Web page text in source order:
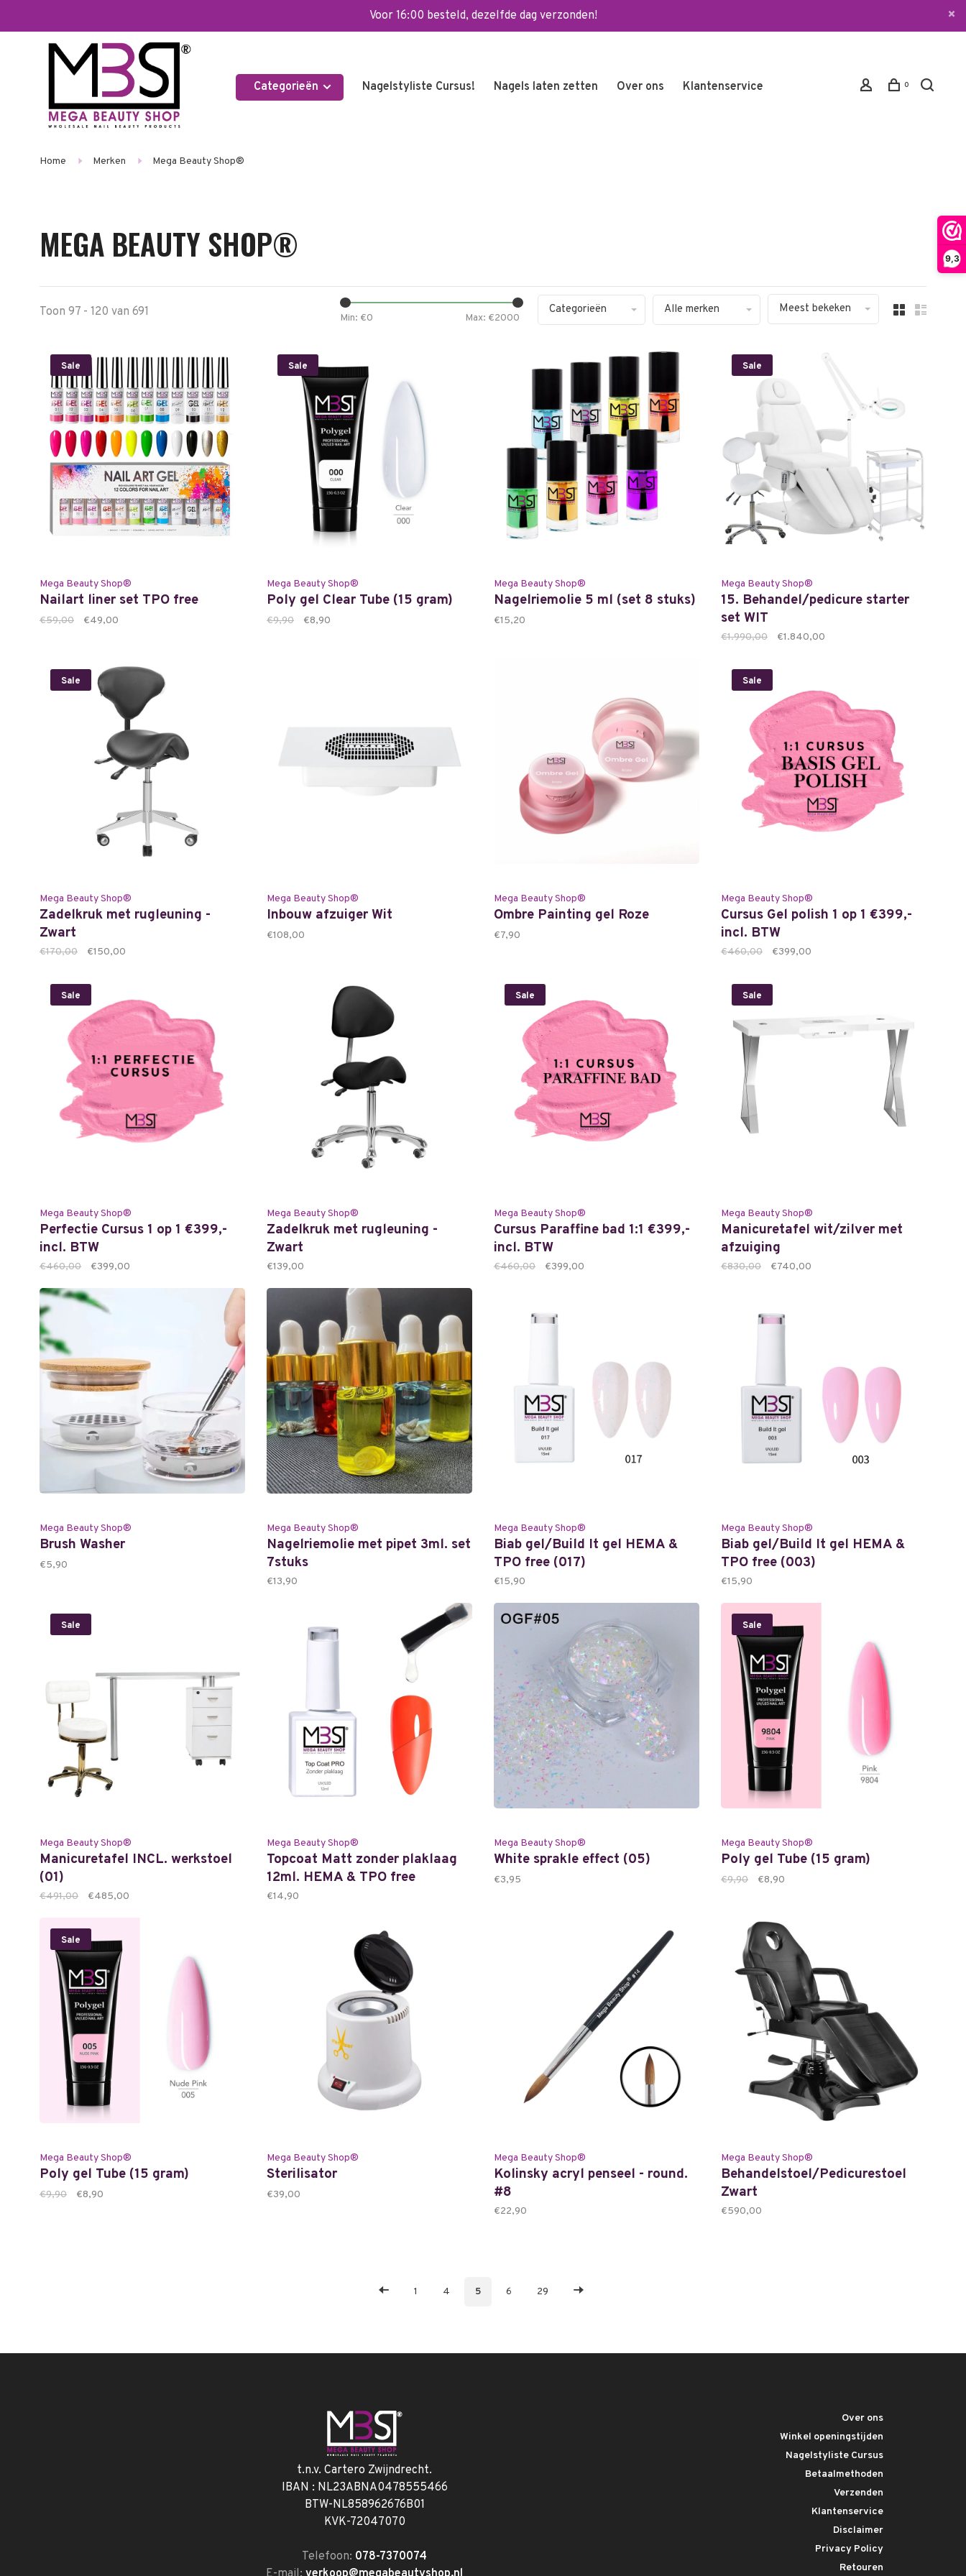
9,3
Voor 16:00 besteld, dezelfde dag verzonden!
Categorieën Nagelstyliste Cursus! Nagels laten zetten Over ons Klantenservice 0
Home Merken Mega Beauty Shop®
MEGA BEAUTY SHOP®
Toon 97 - 120 van 691 Min: €0 Max: €2000
Categorieën Alle merken Meest bekeken
Sale
Mega Beauty Shop®
Nailart liner set TPO free
€59,00 €49,00
Sale
Mega Beauty Shop®
Poly gel Clear Tube (15 gram)
€9,90 €8,90
Mega Beauty Shop®
Nagelriemolie 5 ml (set 8 stuks)
€15,20
Sale
Mega Beauty Shop®
15. Behandel/pedicure starter
set WIT
€1.990,00 €1.840,00
Sale
Mega Beauty Shop®
Zadelkruk met rugleuning -
Zwart
€170,00 €150,00
Mega Beauty Shop®
Inbouw afzuiger Wit
€108,00
Mega Beauty Shop®
Ombre Painting gel Roze
€7,90
Sale
Mega Beauty Shop®
Cursus Gel polish 1 op 1 €399,-
incl. BTW
€460,00 €399,00
Sale
Mega Beauty Shop®
Perfectie Cursus 1 op 1 €399,-
incl. BTW
€460,00 €399,00
Mega Beauty Shop®
Zadelkruk met rugleuning -
Zwart
€139,00
Sale
Mega Beauty Shop®
Cursus Paraffine bad 1:1 €399,-
incl. BTW
€460,00 €399,00
Sale
Mega Beauty Shop®
Manicuretafel wit/zilver met
afzuiging
€830,00 €740,00
Mega Beauty Shop®
Brush Washer
€5,90
Mega Beauty Shop®
Nagelriemolie met pipet 3ml. set
7stuks
€13,90
Mega Beauty Shop®
Biab gel/Build It gel HEMA &
TPO free (017)
€15,90
Mega Beauty Shop®
Biab gel/Build It gel HEMA &
TPO free (003)
€15,90
Sale
Mega Beauty Shop®
Manicuretafel INCL. werkstoel
(01)
€491,00 €485,00
Mega Beauty Shop®
Topcoat Matt zonder plaklaag
12ml. HEMA & TPO free
€14,90
Mega Beauty Shop®
White sprakle effect (05)
€3,95
Sale
Mega Beauty Shop®
Poly gel Tube (15 gram)
€9,90 €8,90
Sale
Mega Beauty Shop®
Poly gel Tube (15 gram)
€9,90 €8,90
Mega Beauty Shop®
Sterilisator
€39,00
Mega Beauty Shop®
Kolinsky acryl penseel - round.
#8
€22,90
Mega Beauty Shop®
Behandelstoel/Pedicurestoel
Zwart
€590,00
1 4 5 6 29
t.n.v. Cartero Zwijndrecht.
IBAN : NL23ABNA0478555466
BTW-NL858962676B01
KVK-72047070
Telefoon: 078-7370074
Over ons
Winkel openingstijden
Nagelstyliste Cursus
Betaalmethoden
Verzenden
Klantenservice
Disclaimer
Privacy Policy
Retouren